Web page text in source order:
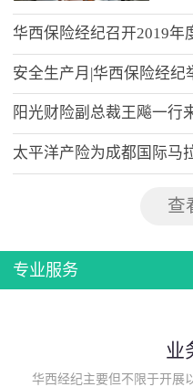
午
党
阳光财险副总裁王飚一行
查
专业服务
业
华西经纪主要但不限于开展